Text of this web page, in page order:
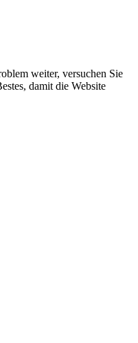
weiter, versuchen Sie
damit die Website